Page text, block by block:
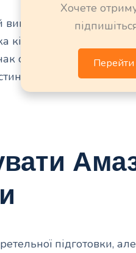
Висока
кількість комах
саме у цій дикості
чогось більшого,
підготовки,
Хочете
Перейти